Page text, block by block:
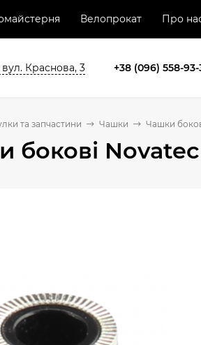
Велопрокат Про
Краснова, 3 +38 (096) 558-
та запчастини Чашки Чашки
бокові Novatec